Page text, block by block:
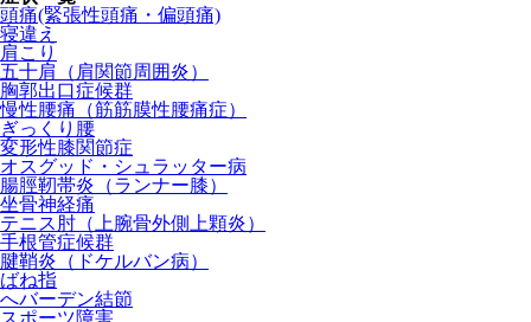
頭痛(緊張性頭痛・偏頭痛)
寝違え
肩こり
五十肩（肩関節周囲炎）
胸郭出口症候群
慢性腰痛（筋筋膜性腰痛症）
ぎっくり腰
変形性膝関節症
オスグッド・シュラッター病
腸脛靭帯炎（ランナー膝）
坐骨神経痛
テニス肘（上腕骨外側上顆炎）
手根管症候群
腱鞘炎（ドケルバン病）
ばね指
へバーデン結節
スポーツ障害